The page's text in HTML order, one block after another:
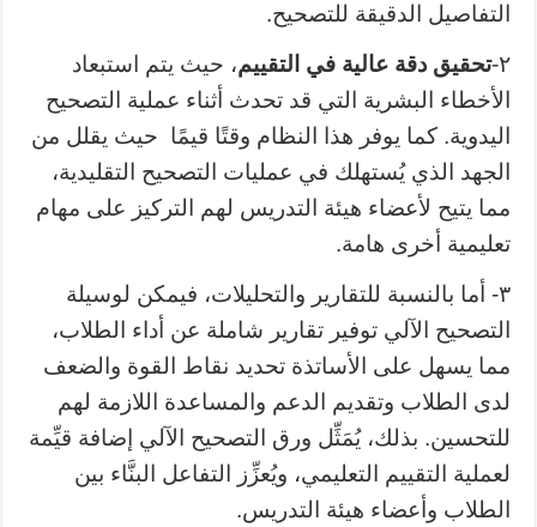
التفاصيل الدقيقة للتصحيح.
٢- تحقيق دقة عالية في التقييم، حيث يتم استبعاد
الأخطاء البشرية التي قد تحدث أثناء عملية التصحيح
اليدوية. كما يوفر هذا النظام وقتًا قيمًا حيث يقلل من
الجهد الذي يُستهلك في عمليات التصحيح التقليدية،
مما يتيح لأعضاء هيئة التدريس لهم التركيز على مهام
تعليمية أخرى هامة.
٣- أما بالنسبة للتقارير والتحليلات، فيمكن لوسيلة
التصحيح الآلي توفير تقارير شاملة عن أداء الطلاب،
مما يسهل على الأساتذة تحديد نقاط القوة والضعف
لدى الطلاب وتقديم الدعم والمساعدة اللازمة لهم
للتحسين. بذلك، يُمَثِّل ورق التصحيح الآلي إضافة قيِّمة
لعملية التقييم التعليمي، ويُعزِّز التفاعل البنَّاء بين
الطلاب وأعضاء هيئة التدريس.